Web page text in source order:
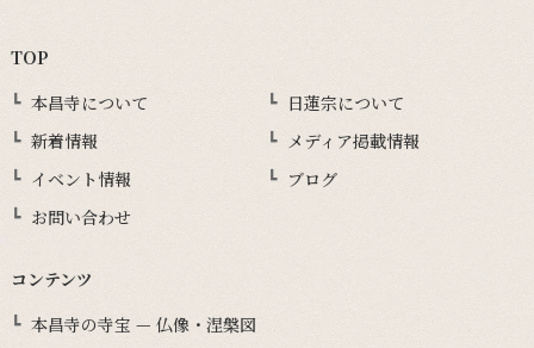
TOP
本昌寺について
日蓮宗について
新着情報
メディア掲載情報
イベント情報
ブログ
お問い合わせ
コンテンツ
本昌寺の寺宝 — 仏像・涅槃図